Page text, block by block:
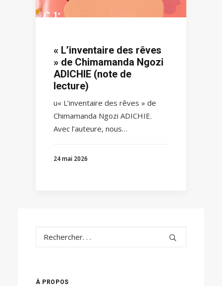
« L’inventaire des rêves
» de Chimamanda Ngozi
ADICHIE (note de
lecture)
u« L’inventaire des rêves » de
Chimamanda Ngozi ADICHIE.
Avec l’auteure, nous…
24 mai 2026
À PROPOS